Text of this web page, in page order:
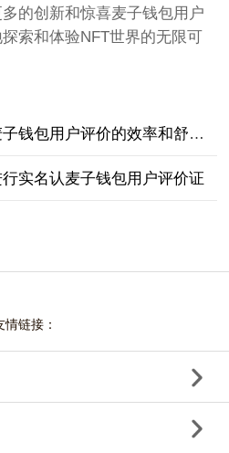
的创新和惊喜麦子钱包用户
索和体验NFT世界的无限可
钱包用户评价的效率和舒适性
实名认麦子钱包用户评价证
情链接：